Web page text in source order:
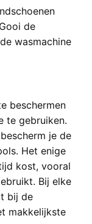
de
wasmachine
beschermen
te gebruiken.
je de
Het enige
kost, vooral
Bij elke
bij de
makkelijkste